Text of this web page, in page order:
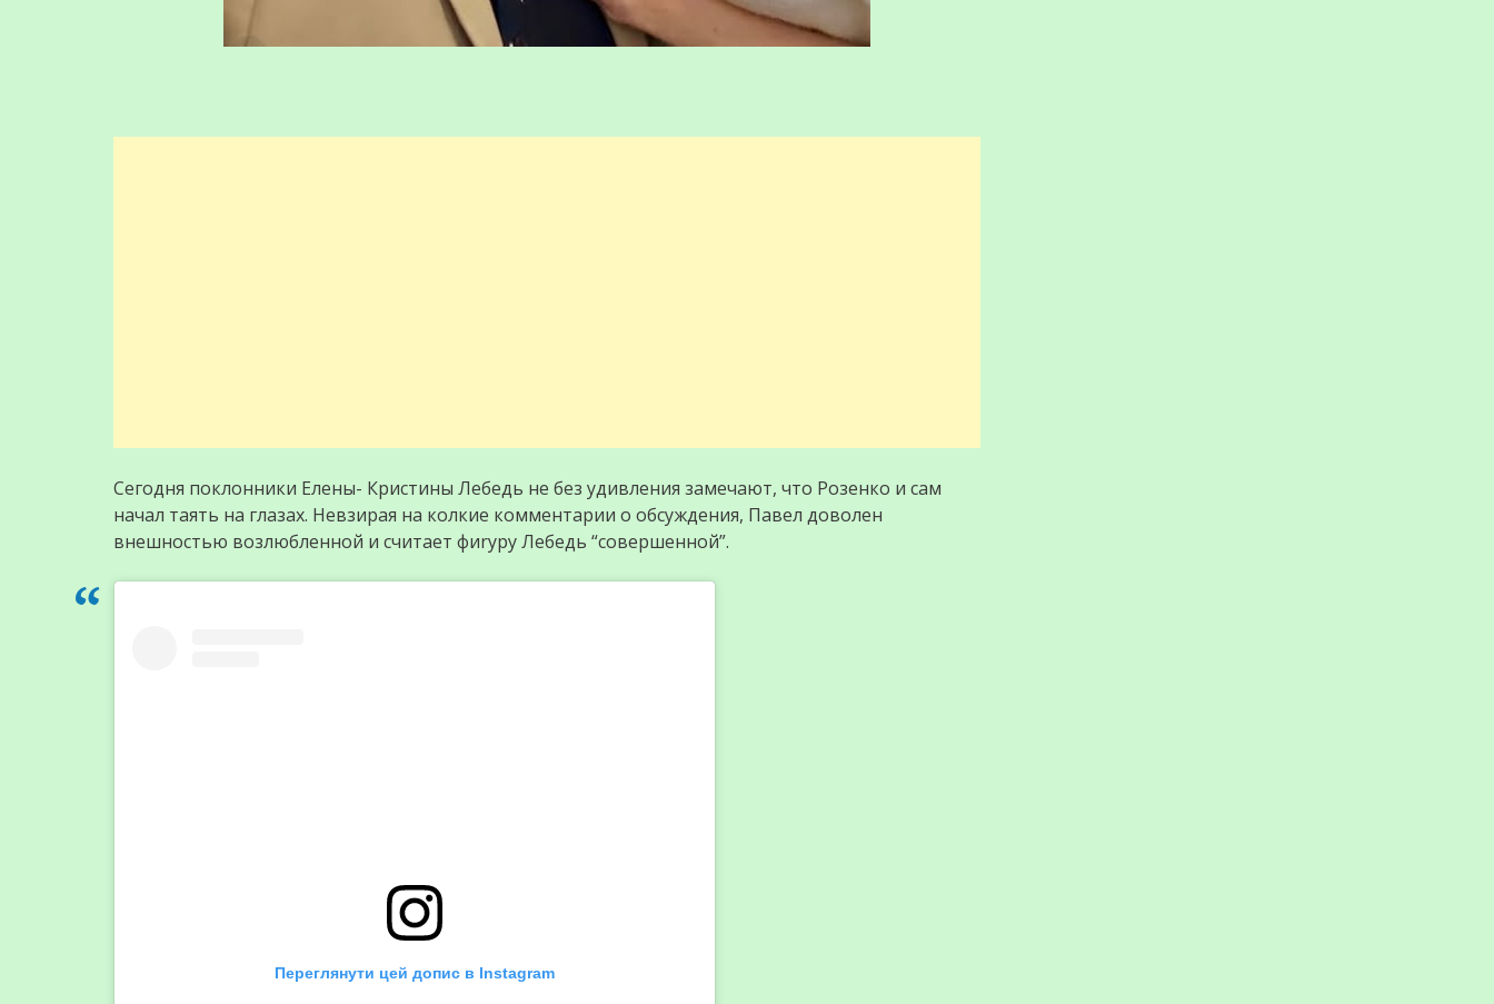
Сегодня поклонники Елены- Кристины Лебедь не без удивления замечают, что Розенко и сам
начал таять на глазах. Невзирая на колкие комментарии о обсуждения, Павел доволен
внешностью возлюбленной и считает фиryру Лебедь “совершенной”.
Переглянути цей допис в Instagram